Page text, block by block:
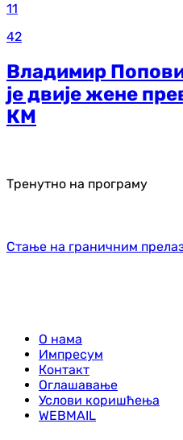
11
42
Владимир
је двије жене
КМ
Тренутно на програму
Стање на граничним
О нама
Импресум
Контакт
Оглашавање
Услови коришћења
WEBMAIL